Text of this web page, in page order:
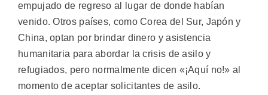
empujado de regreso al lugar de donde habían
venido. Otros países, como Corea del Sur, Japón y
China, optan por brindar dinero y asistencia
humanitaria para abordar la crisis de asilo y
refugiados, pero normalmente dicen «¡Aquí no!» al
momento de aceptar solicitantes de asilo.